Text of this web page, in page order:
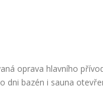
oprava hlavního
dni bazén i sauna